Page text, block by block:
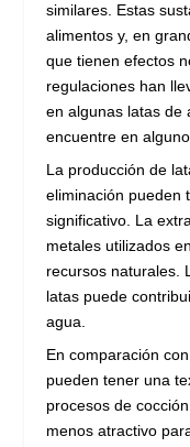
similares. Estas
alimentos y, en
que tienen efectos
regulaciones han
en algunas latas de
encuentre en
La producción de
eliminación pueden
significativo. La
metales utilizados
recursos naturales.
latas puede
agua.
En comparación
pueden tener una
procesos de
menos atractivo